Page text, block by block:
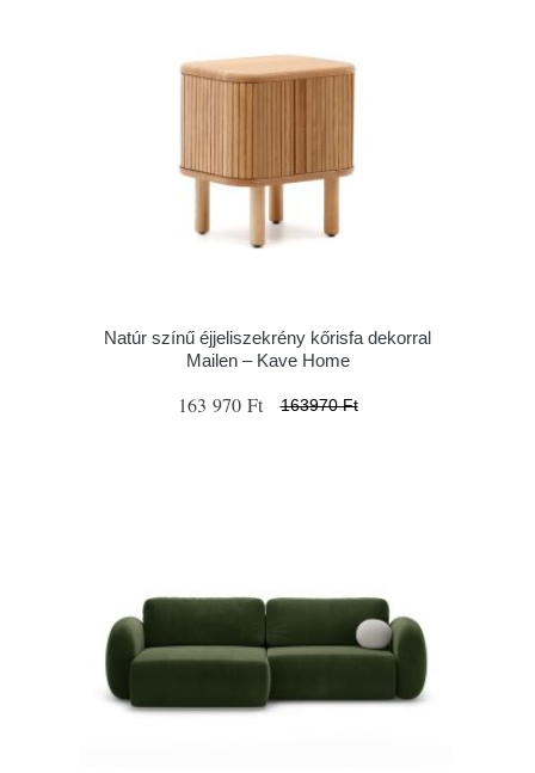
Natúr színű éjjeliszekrény kőrisfa dekorral
Mailen – Kave Home
163 970 Ft 163970 Ft